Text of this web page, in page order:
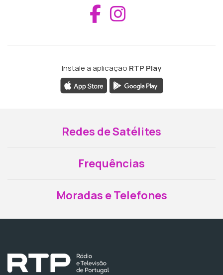
Aceder ao
Instale a aplicação RTP Play
Redes de Satélites
Frequências
Moradas e Telefones